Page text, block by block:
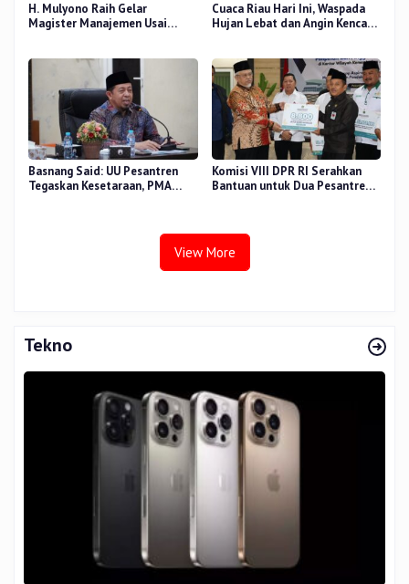
H. Mulyono Raih Gelar
Magister Manajemen Usai
Cuaca Riau Hari Ini, Waspada
Hujan Lebat dan Angin Kencang
Basnang Said: UU Pesantren
Tegaskan Kesetaraan, PMA
Komisi VIII DPR RI Serahkan
Bantuan untuk Dua Pesantren
View More
Tekno